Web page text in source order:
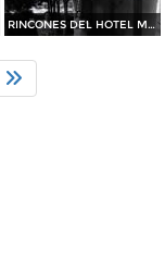
RINCONES DEL HOTEL MAYALAND